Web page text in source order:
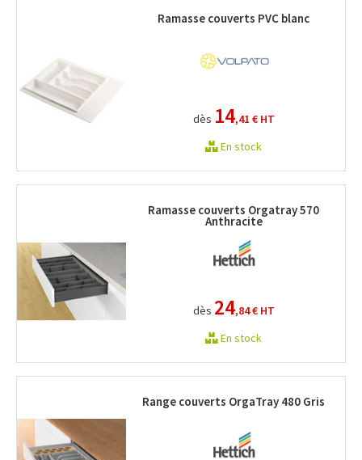
Ramasse couverts PVC blanc
dès 14,41 €HT
En stock
Ramasse couverts Orgatray 570
Anthracite
dès 24,84 €HT
En stock
Range couverts OrgaTray 480 Gris